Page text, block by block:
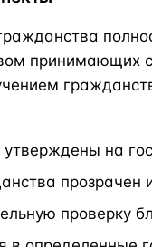
принимающих
на
прозрачен
проверку